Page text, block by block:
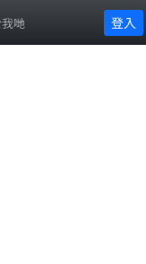
哋 登入